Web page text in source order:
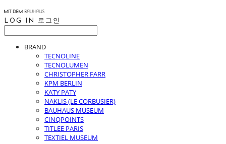
LOG IN 로그인
BRAND
TECNOLINE
TECNOLUMEN
CHRISTOPHER FARR
KPM BERLIN
KATY PATY
NAKLIS (LE CORBUSIER)
BAUHAUS MUSEUM
CINQPOINTS
TITLEE PARIS
TEXTIEL MUSEUM